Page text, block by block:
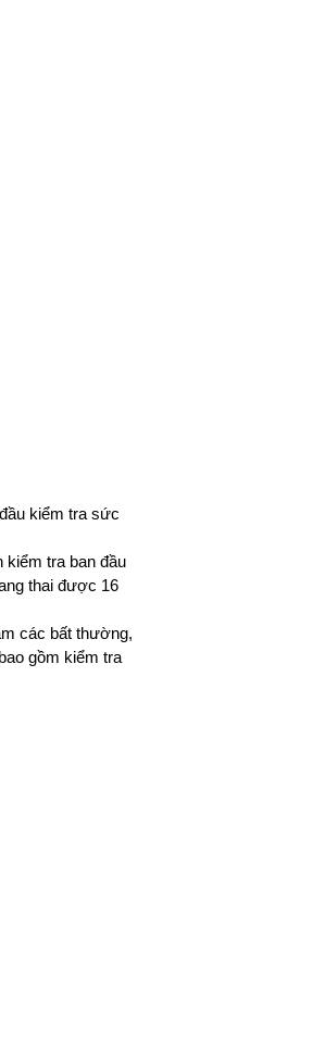
kiểm tra sức
kiểm tra ban đầu
thai được 16
các bất thường,
gồm kiểm tra